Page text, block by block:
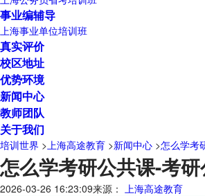
事业编辅导
上海事业单位培训班
真实评价
校区地址
优势环境
新闻中心
教师团队
关于我们
培训世界 > 上海高途教育 >新闻中心 >怎么学考
怎么学考研公共课-考
2026-03-26 16:23:09来源： 上海高途教育